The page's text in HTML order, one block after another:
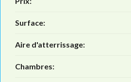
Surface:
Aire d'atterrissage:
Chambres: